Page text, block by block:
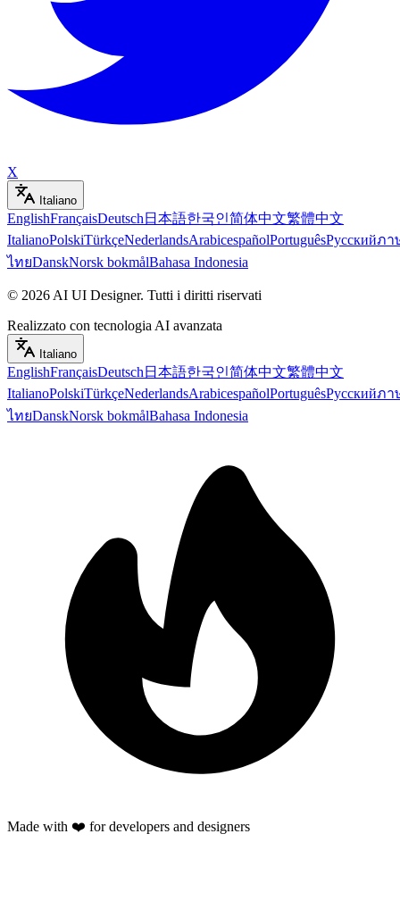
X
Italiano
EnglishFrançaisDeutsch 日本語한국인简体中文繁體中文
ItalianoPolskiTürkçeNederlandsArabicespañolPortuguêsРусскийภา
ไทยDanskNorsk bokmålBahasa Indonesia
© 2026 AI UI Designer. Tutti i diritti riservati
Realizzato con tecnologia AI avanzata
Italiano
EnglishFrançaisDeutsch 日本語한국인简体中文繁體中文
ItalianoPolskiTürkçeNederlandsArabicespañolPortuguêsРусскийภา
ไทยDanskNorsk bokmålBahasa Indonesia
Made with ❤️ for developers and designers